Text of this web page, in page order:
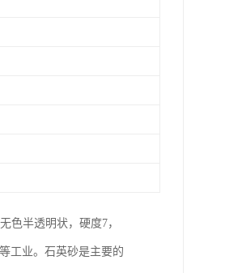
色半透明状，硬度7，
工业。石英砂是主要的